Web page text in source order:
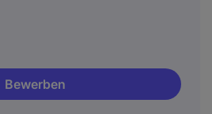
Bewerben